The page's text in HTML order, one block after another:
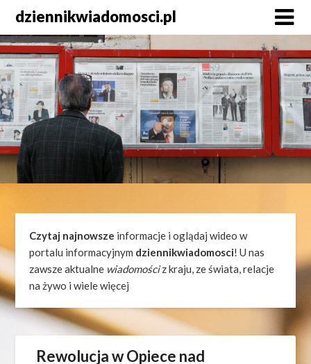
content
dziennikwiadomosci.pl
Czytaj najnowsze informacje i oglądaj wideo w
portalu informacyjnym dziennikwiadomosci! U nas
zawsze aktualne wiadomościz kraju, ze świata, relacje
na żywo i wiele więcej
Rewolucja w Opiece nad